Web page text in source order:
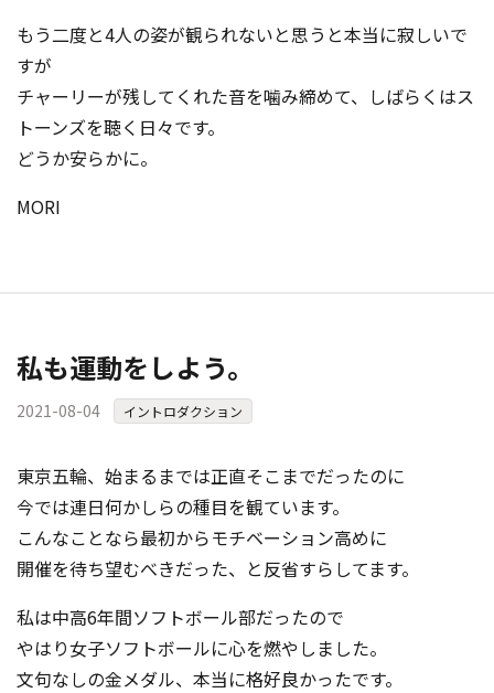
もう二度と4人の姿が観られないと思うと本当に寂しいで
すが
チャーリーが残してくれた音を噛み締めて、しばらくはス
トーンズを聴く日々です。
どうか安らかに。
MORI
私も運動をしよう。
2021-08-04 イントロダクション
東京五輪、始まるまでは正直そこまでだったのに
今では連日何かしらの種目を観ています。
こんなことなら最初からモチベーション高めに
開催を待ち望むべきだった、と反省すらしてます。
私は中高6年間ソフトボール部だったので
やはり女子ソフトボールに心を燃やしました。
文句なしの金メダル、本当に格好良かったです。